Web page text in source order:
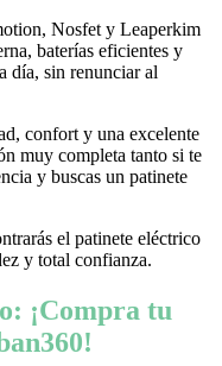
Nosfet y Leaperkim
baterías eficientes y
día, sin renunciar al
confort y una excelente
muy completa tanto si te
y buscas un patinete
el patinete eléctrico
y total confianza.
¡Compra tu